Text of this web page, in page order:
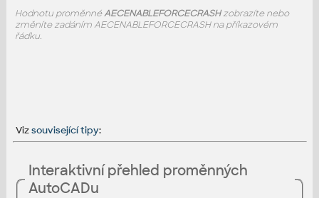
Hodnotu proměnnéAECENABLEFORCECRASHzobrazíte nebo
změníte zadáním AECENABLEFORCECRASH na příkazovém
řádku.
Vizsouvisející tipy:
Interaktivní přehled proměnných
AutoCADu